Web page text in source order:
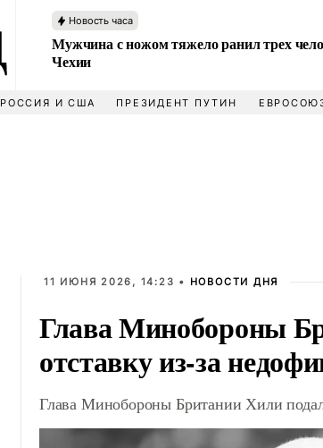
Новость часа
Мужчина с ножом тяжело ранил трех
Чехии
РОССИЯ И США ПРЕЗИДЕНТ ПУТИН
11 ИЮНЯ 2026, 14:23 • НОВОСТИ ДНЯ
Глава Минобороны
отставку из-за
Глава Минобороны Британии Хили